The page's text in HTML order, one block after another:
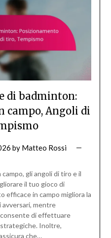
di badminton:
campo, Angoli di
by Matteo Rossi
gli angoli di tiro e il
il tuo gioco di
efficace in campo migliora la
avversari, mentre
di effettuare
Inoltre,
che…